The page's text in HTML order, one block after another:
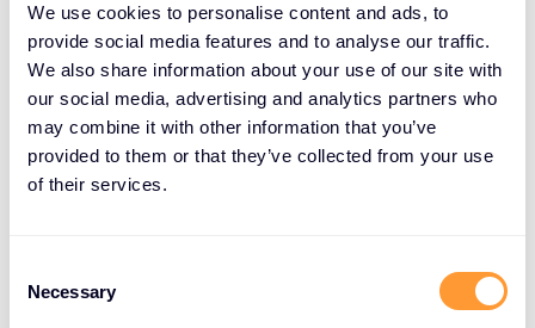
We use cookies to personalise content and ads, to
provide social media features and to analyse our traffic.
We also share information about your use of our site with
our social media, advertising and analytics partners who
may combine it with other information that you’ve
provided to them or that they’ve collected from your use
of their services.
Necessary
Telekom: „Technologietiefe und Networking unter
einem Dach – das ist es, was dieses Event so
besonders macht. Man nimmt viel für den Alltag mit
und knüpft gleichzeitig neue Kontakte.“
Jennifer, Kuntner, Sales Representative, d-con.net
es ein rundum gelungenes Format – sowohl fachlich
als auch menschlich.“